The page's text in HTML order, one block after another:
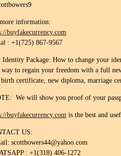
information:
buyfakecurrency.com
: +1(725) 867-9567
Identity Package: How to change your
way to regain your freedom with a full
certificate, new diploma, marriage
We will show you proof of your
buyfakecurrency.com is the best and
US:
scottbowers44@yahoo.com
: +1(318) 406-1272